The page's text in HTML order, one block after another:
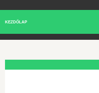
KEZDŐLAP